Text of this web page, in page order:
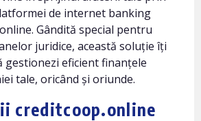
de internet banking
Gândită special pentru
juridice, această soluție îți
gestionezi eficient finanțele
tale, oricând și oriunde.
creditcoop.online